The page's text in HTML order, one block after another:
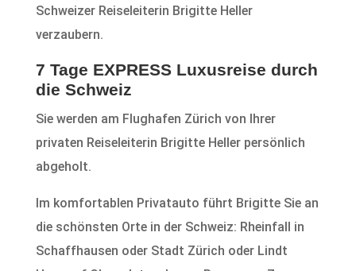
Schweizer Reiseleiterin Brigitte Heller
verzaubern.
7 Tage EXPRESS Luxusreise durch
die Schweiz
Sie werden am Flughafen Zürich von Ihrer
privaten Reiseleiterin Brigitte Heller persönlich
abgeholt.
Im komfortablen Privatauto führt Brigitte Sie an
die schönsten Orte in der Schweiz: Rheinfall in
Schaffhausen oder Stadt Zürich oder Lindt